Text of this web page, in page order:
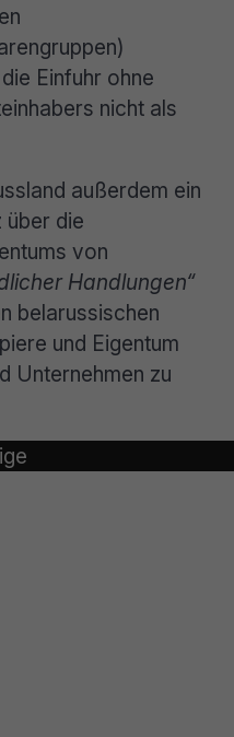
Einfuhr ohne
nicht als
außerdem ein
über die
von
Handlungen“
belarussischen
und Eigentum
Unternehmen zu